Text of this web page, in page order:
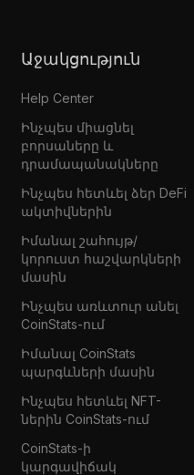
Աջակցություն
Help Center
Ինչպես միացնել
բորսաները և
դրամապանակները
Ինչպես հետևել ձեր DeFi
ակտիվներին
Իմանալ շահույթ/
կորուստ հաշվարկների
մասին
Ինչպես առևտուր անել
CoinStats-ում
Իմանալ CoinStats
պարգևների մասին
Ինչպես հետևել NFT-
ներին CoinStats-ում
CoinStats-ի
կարգավիճակ